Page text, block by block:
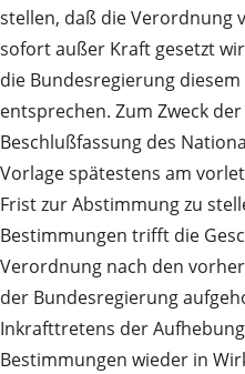
stellen, daß die Verordnung
sofort außer Kraft gesetzt
die Bundesregierung
entsprechen. Zum Zweck
Beschlußfassung des
Vorlage spätestens am
Frist zur Abstimmung zu
Bestimmungen trifft die
Verordnung nach den
der Bundesregierung
Inkrafttretens der
Bestimmungen wieder in